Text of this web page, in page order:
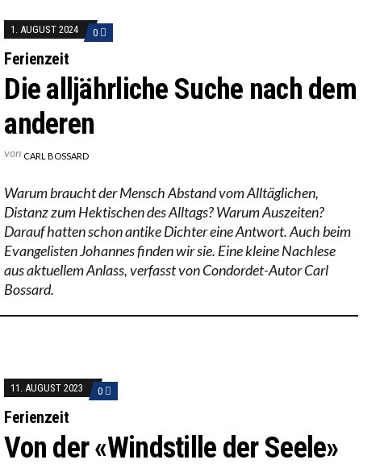
1. AUGUST 2024 0
Ferienzeit
Die alljährliche Suche nach dem
anderen
von CARL BOSSARD
Warum braucht der Mensch Abstand vom Alltäglichen,
Distanz zum Hektischen des Alltags? Warum Auszeiten?
Darauf hatten schon antike Dichter eine Antwort. Auch beim
Evangelisten Johannes finden wir sie. Eine kleine Nachlese
aus aktuellem Anlass, verfasst von Condordet-Autor Carl
Bossard.
11. AUGUST 2023 0
Ferienzeit
Von der «Windstille der Seele»